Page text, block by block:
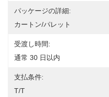
パッケージの詳細:
カートン/パレット
受渡し時間:
通常 30 日以内
支払条件:
T/T